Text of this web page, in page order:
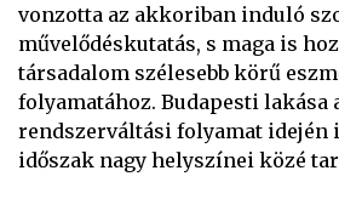
vonzotta az akkoriban induló
művelődéskutatás, s maga is
társadalom szélesebb körű
folyamatához. Budapesti lakása
rendszerváltási folyamat idején
időszak nagy helyszínei közé